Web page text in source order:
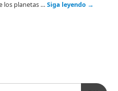
los planetas … Siga leyendo →